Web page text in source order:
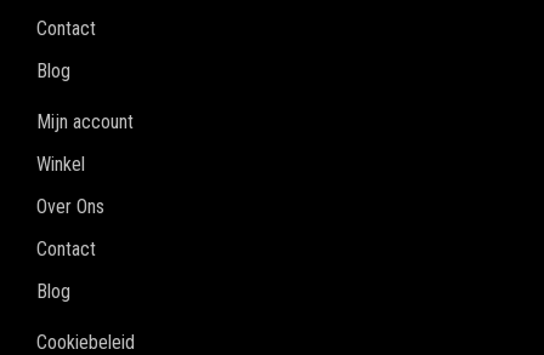
Contact
Blog
Mijn account
Winkel
Over Ons
Contact
Blog
Cookiebeleid